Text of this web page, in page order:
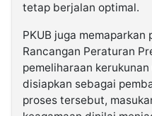
tetap berjalan optimal.
PKUB juga
Rancangan Peraturan
pemeliharaan
disiapkan sebagai
proses tersebut,